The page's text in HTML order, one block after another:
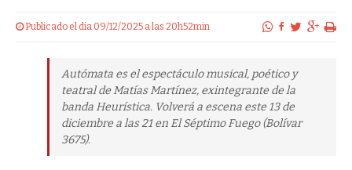
Publicado el dia 09/12/2025 a las 20h52min
Autómata es el espectáculo musical, poético y
teatral de Matías Martínez, exintegrante de la
banda Heurística. Volverá a escena este 13 de
diciembre a las 21 en El Séptimo Fuego (Bolívar
3675).